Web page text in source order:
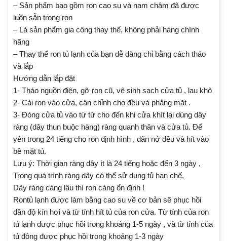
– Sản phẩm bao gồm ron cao su và nam châm đã được
luồn sẵn trong ron
– Là sản phẩm gia công thay thế, không phải hàng chính
hãng
– Thay thế ron tủ lạnh của bạn dễ dàng chỉ bằng cách tháo
và lắp
Hướng dẫn lắp đặt
1- Tháo nguồn điện, gỡ ron cũ, vệ sinh sạch cửa tủ , lau khô
2- Cài ron vào cửa, cân chỉnh cho đều và phẳng mặt .
3- Đóng cửa tủ vào từ từ cho đến khi cửa khít lại dùng dây
ràng (dây thun buộc hàng) ràng quanh thân và cửa tủ. Để
yên trong 24 tiếng cho ron định hình , dãn nở đều và hít vào
bề mặt tủ.
Lưu ý: Thời gian ràng dây ít là 24 tiếng hoặc đến 3 ngày ,
Trong quá trình ràng dây có thể sử dụng tủ hạn chế,
Dây ràng càng lâu thì ron càng ổn định !
Rontủ lạnh được làm bằng cao su về cơ bản sẽ phục hồi
dần độ kín hơi và từ tính hít tủ của ron cửa. Từ tính của ron
tủ lạnh được phục hồi trong khoảng 1-5 ngày , và từ tính của
tủ đông được phục hồi trong khoảng 1-3 ngày